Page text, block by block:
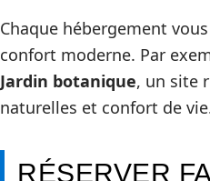
Chaque hébergement
confort moderne. Par
Jardin botanique, un site
naturelles et confort de
RÉSERVER